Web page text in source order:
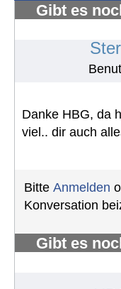
Gibt es
Danke HBG, da
viel.. dir auch
Bitte Anmelden
Konversation
Gibt es